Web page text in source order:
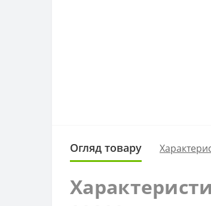
Огляд товару